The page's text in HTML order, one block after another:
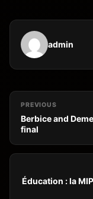
admin
PREVIOUS
Berbice and
final
Éducation : la